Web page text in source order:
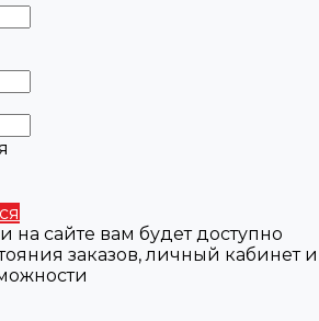
на сайте вам будет доступно
заказов, личный кабинет и